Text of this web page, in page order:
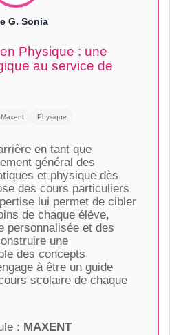
G. Sonia
Physique : une
au service de
Maxent Physique
en tant que
général des
et physique dès
des cours particuliers
lui permet de cibler
de chaque élève,
personnalisée et des
une
des concepts
à être un guide
scolaire de chaque
: MAXENT